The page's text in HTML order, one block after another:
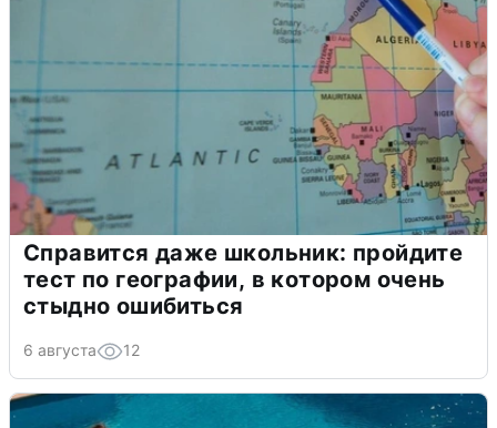
Справится даже школьник: пройдите
тест по географии, в котором очень
стыдно ошибиться
6 августа 12